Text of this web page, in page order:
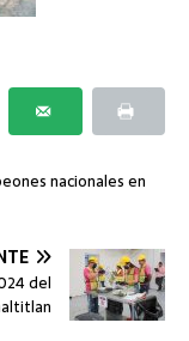
nacionales en
del